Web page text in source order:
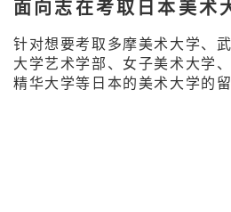
面向志在考取日本美术
针对想要考取多摩美术大学、
大学艺术学部、女子美术大学
精华大学等日本的美术大学的